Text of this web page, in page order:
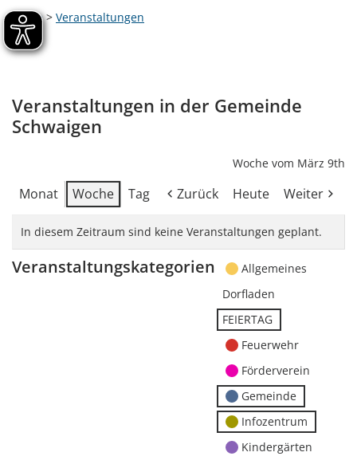
Home> Veranstaltungen
Veranstaltungen in der Gemeinde
Schwaigen
Woche vom März 9th
Monat Woche Tag Zurück Heute Weiter
In diesem Zeitraum sind keine Veranstaltungen geplant.
Veranstaltungskategorien
Allgemeines
Dorfladen
FEIERTAG
Feuerwehr
Förderverein
Gemeinde
Infozentrum
Kindergärten